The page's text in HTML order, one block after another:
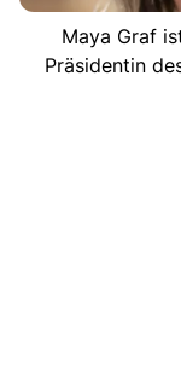
Maya Graf
Präsidentin